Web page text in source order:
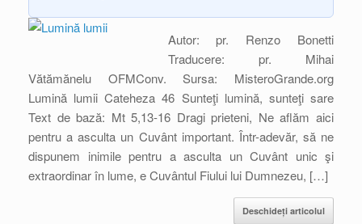
Autor: pr. Renzo Bonetti
Traducere: pr. Mihai
Vătămănelu OFMConv. Sursa: MisteroGrande.org
Lumină lumii Cateheza 46 Sunteţi lumină, sunteţi sare
Text de bază: Mt 5,13-16 Dragi prieteni, Ne aflăm aici
pentru a asculta un Cuvânt important. Într-adevăr, să ne
dispunem inimile pentru a asculta un Cuvânt unic şi
extraordinar în lume, e Cuvântul Fiului lui Dumnezeu, […]
Deschideți articolul